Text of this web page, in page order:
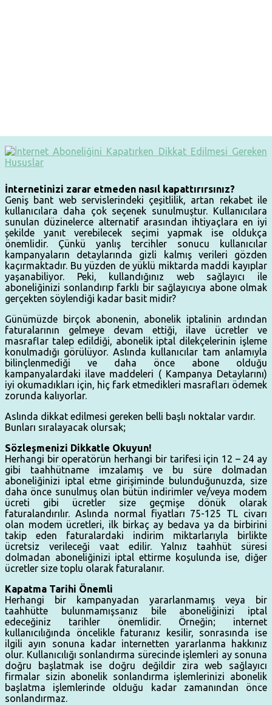
İnternetinizi zarar etmeden nasıl kapattırırsınız?
Geniş bant web servislerindeki çeşitlilik, artan rekabet ile
kullanıcılara daha çok seçenek sunulmuştur. Kullanıcılara
sunulan düzinelerce alternatif arasından ihtiyaçlara en iyi
şekilde yanıt verebilecek seçimi yapmak ise oldukça
önemlidir. Çünkü yanlış tercihler sonucu kullanıcılar
kampanyaların detaylarında gizli kalmış verileri gözden
kaçırmaktadır. Bu yüzden de yüklü miktarda maddi kayıplar
yaşanabiliyor. Peki, kullandığınız web sağlayıcı ile
aboneliğinizi sonlandırıp farklı bir sağlayıcıya abone olmak
gerçekten söylendiği kadar basit midir?
Günümüzde birçok abonenin, abonelik iptalinin ardından
faturalarının gelmeye devam ettiği, ilave ücretler ve
masraflar talep edildiği, abonelik iptal dilekçelerinin işleme
konulmadığı görülüyor. Aslında kullanıcılar tam anlamıyla
bilinçlenmediği ve daha önce abone olduğu
kampanyalardaki ilave maddeleri ( Kampanya Detaylarını)
iyi okumadıkları için, hiç fark etmedikleri masrafları ödemek
zorunda kalıyorlar.
Aslında dikkat edilmesi gereken belli başlı noktalar vardır.
Bunları sıralayacak olursak;
Sözleşmenizi Dikkatle Okuyun!
Herhangi bir operatörün herhangi bir tarifesi için 12 – 24 ay
gibi taahhütname imzalamış ve bu süre dolmadan
aboneliğinizi iptal etme girişiminde bulunduğunuzda, size
daha önce sunulmuş olan bütün indirimler ve/veya modem
ücreti gibi ücretler size geçmişe dönük olarak
faturalandırılır. Aslında normal fiyatları 75-125 TL civarı
olan modem ücretleri, ilk birkaç ay bedava ya da birbirini
takip eden faturalardaki indirim miktarlarıyla birlikte
ücretsiz verileceği vaat edilir. Yalnız taahhüt süresi
dolmadan aboneliğinizi iptal ettirme koşulunda ise, diğer
ücretler size toplu olarak faturalanır.
Kapatma Tarihi Önemli
Herhangi bir kampanyadan yararlanmamış veya bir
taahhütte bulunmamışsanız bile aboneliğinizi iptal
edeceğiniz tarihler önemlidir. Örneğin; internet
kullanıcılığında öncelikle faturanız kesilir, sonrasında ise
ilgili ayın sonuna kadar internetten yararlanma hakkınız
olur. Kullanıcılığı sonlandırma sürecinde işlemleri ay sonuna
doğru başlatmak ise doğru değildir zira web sağlayıcı
firmalar sizin abonelik sonlandırma işlemlerinizi abonelik
başlatma işlemlerinde olduğu kadar zamanından önce
sonlandırmaz.